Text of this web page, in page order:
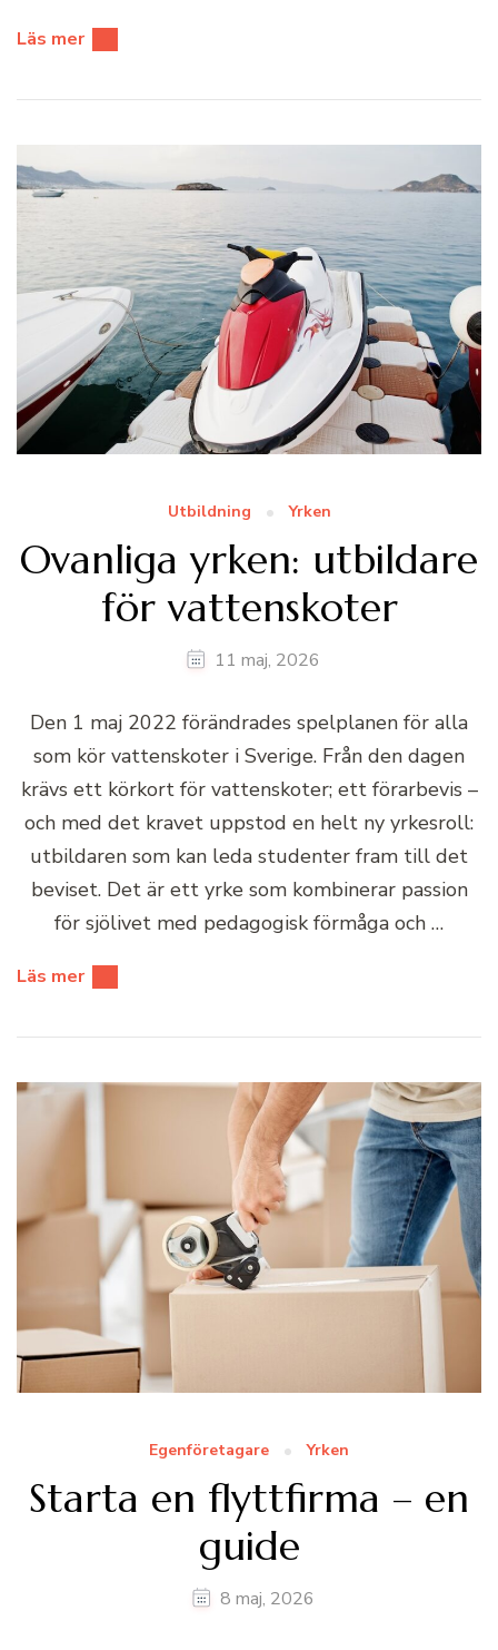
Läs mer
Utbildning Yrken
Ovanliga yrken: utbildare
för vattenskoter
11 maj, 2026
Den 1 maj 2022 förändrades spelplanen för alla
som kör vattenskoter i Sverige. Från den dagen
krävs ett körkort för vattenskoter; ett förarbevis –
och med det kravet uppstod en helt ny yrkesroll:
utbildaren som kan leda studenter fram till det
beviset. Det är ett yrke som kombinerar passion
för sjölivet med pedagogisk förmåga och …
Läs mer
Egenföretagare Yrken
Starta en flyttfirma – en
guide
8 maj, 2026